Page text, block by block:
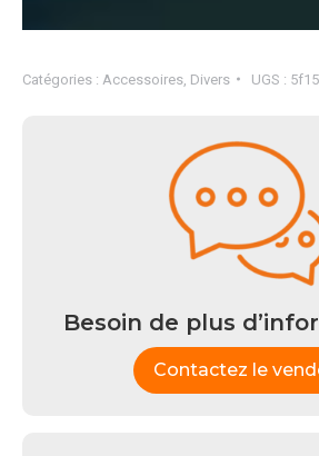
Catégories : Accessoires Divers UGS :
Besoin de plus
Contactez le